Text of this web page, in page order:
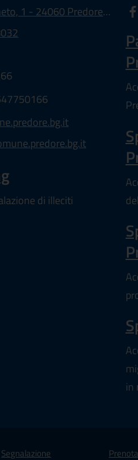
1 - 24060 Predore (BG)
di illeciti
in
Segnalazione